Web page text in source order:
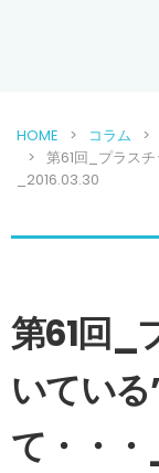
HOME
コラム
第61回_プラスチ
_2016.03.30
第61回_
いている
て・・